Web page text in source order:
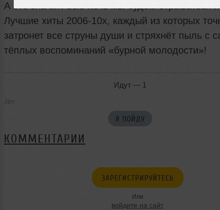
А это значит: всю ночь мы будем отрываться
Лучшие хиты 2006-10х, каждый из которых
затронет все струны души и стряхнёт пыль с
тёплых воспоминаний «бурной молодости»!
Идут — 1
Jim
Я ПОЙДУ
КОММЕНТАРИИ
ЗАРЕГИСТРИРУЙТЕСЬ
Или
войдите на сайт